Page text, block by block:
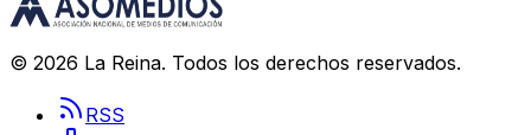
© 2026 La Reina. Todos los derechos reservados.
RSS